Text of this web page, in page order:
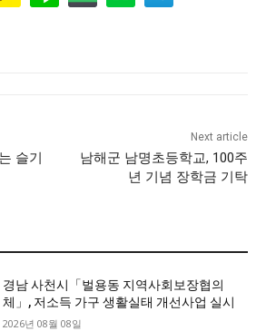
슬기
Next article
남해군 남명초등학교, 100주
년 기념 장학금 기탁
경남 사천시「벌용동 지역사회보장협의
체」, 저소득 가구 생활실태 개선사업 실시
2026년 08월 08일